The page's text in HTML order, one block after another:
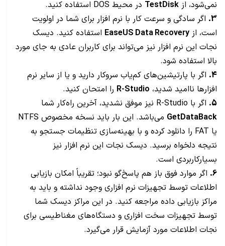
نمی‌شود، از TestDisk در محیط DOS استفاده کنید.
3. اگر سادگی و سرعت کار با نرم افزار برای شما در اولویت
است، از EaseUS Data Recovery استفاده کنید. دیسک
نجات این نرم افزار نیز می‌تواند برای کاربران عادی به جای مورد
بالا استفاده شود.
4. اگر با پارتیشین‌های کم‌یاب سروکار دارید و یا از سایر نرم
افزارها ناامید شدید، R-Studio را امتحان کنید.
5. اگر با R-Studio نیز موفق نشدید، آخرین راه‌کار شما
GetDataBack
می‌باشد. این بار باید نسخه مخصوص NTFS
یا FAT را دانلود کرده و با بهینه‌سازی تنظیمات جستجو به
نتیجه دلخواه برسید. دیسک نجات این نرم افزار نیز
بسیارکاربردی است.
6. اگر موارد فوق باز هم پاسخ‌گو نبود؛ تقریباً امکان بازیابی
اطلاعات توسط تجهیزات نرم افزاری وجود نداشته و باید به
مراکز بازیابی داده مراجعه کنید. در این مراکز دیسک شما
توسط تجهیزات سخت افزاری و دستگاه‌های مغناطیسی برای
نجات اطلاعات مورد آزمایش قرار می‌گیرد.